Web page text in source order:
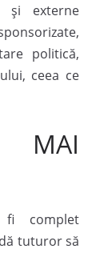
și externe
politică,
ceea ce
MAI
complet
tuturor să